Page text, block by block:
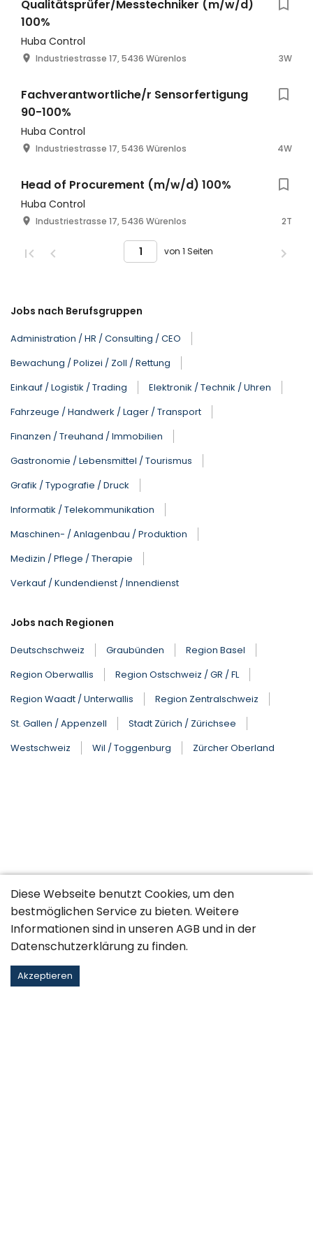
Qualitätsprüfer/Messtechniker (m/w/d)
100%
Huba Control
Industriestrasse 17, 5436 Würenlos 3W
Fachverantwortliche/r Sensorfertigung
90-100%
Huba Control
Industriestrasse 17, 5436 Würenlos 4W
Head of Procurement (m/w/d) 100%
Huba Control
Industriestrasse 17, 5436 Würenlos 2T
von 1 Seiten
Jobs nach Berufsgruppen
Administration / HR / Consulting / CEO
Bewachung / Polizei / Zoll / Rettung
Einkauf / Logistik / Trading
Elektronik / Technik / Uhren
Fahrzeuge / Handwerk / Lager / Transport
Finanzen / Treuhand / Immobilien
Gastronomie / Lebensmittel / Tourismus
Grafik / Typografie / Druck
Informatik / Telekommunikation
Maschinen- / Anlagenbau / Produktion
Medizin / Pflege / Therapie
Verkauf / Kundendienst / Innendienst
Jobs nach Regionen
Deutschschweiz Graubünden
Region Basel
Region Oberwallis
Region Ostschweiz / GR / FL
Region Waadt / Unterwallis
Region Zentralschweiz
St. Gallen / Appenzell
Stadt Zürich / Zürichsee
Westschweiz
Wil / Toggenburg Zürcher Oberland
Diese Webseite benutzt Cookies, um den
bestmöglichen Service zu bieten. Weitere
Informationen sind in unserenAGB und in der
Datenschutzerklärung zu finden.
Akzeptieren